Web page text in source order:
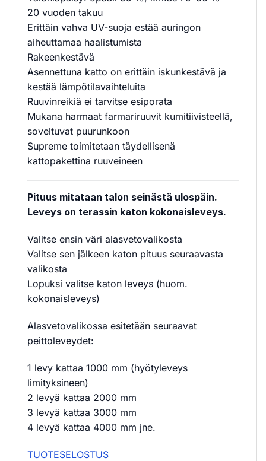
20 vuoden takuu
Erittäin vahva UV-suoja estää auringon
aiheuttamaa haalistumista
Rakeenkestävä
Asennettuna katto on erittäin iskunkestävä ja
kestää lämpötilavaihteluita
Ruuvinreikiä ei tarvitse esiporata
Mukana harmaat farmariruuvit kumitiivisteellä,
soveltuvat puurunkoon
Supreme toimitetaan täydellisenä
kattopakettina ruuveineen
Pituus mitataan talon seinästä ulospäin.
Leveys on terassin katon kokonaisleveys.
Valitse ensin väri alasvetovalikosta
Valitse sen jälkeen katon pituus seuraavasta
valikosta
Lopuksi valitse katon leveys (huom.
kokonaisleveys)
Alasvetovalikossa esitetään seuraavat
peittoleveydet:
1 levy kattaa 1000 mm (hyötyleveys
limityksineen)
2 levyä kattaa 2000 mm
3 levyä kattaa 3000 mm
4 levyä kattaa 4000 mm jne.
TUOTESELOSTUS